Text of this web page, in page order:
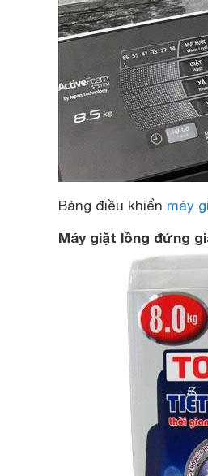
Bảng điều khiển máy
Máy giặt lồng đứng